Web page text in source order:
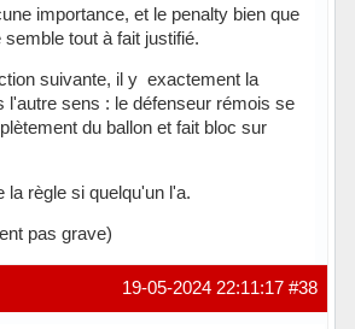
importance, et le penalty bien que
tout à fait justifié.
suivante, il y exactement la
l'autre sens : le défenseur rémois se
du ballon et fait bloc sur
la règle si quelqu'un l'a.
pas grave)
#38
19-05-2024 22:11:17